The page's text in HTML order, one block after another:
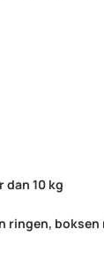
dan 10 kg
ringen,